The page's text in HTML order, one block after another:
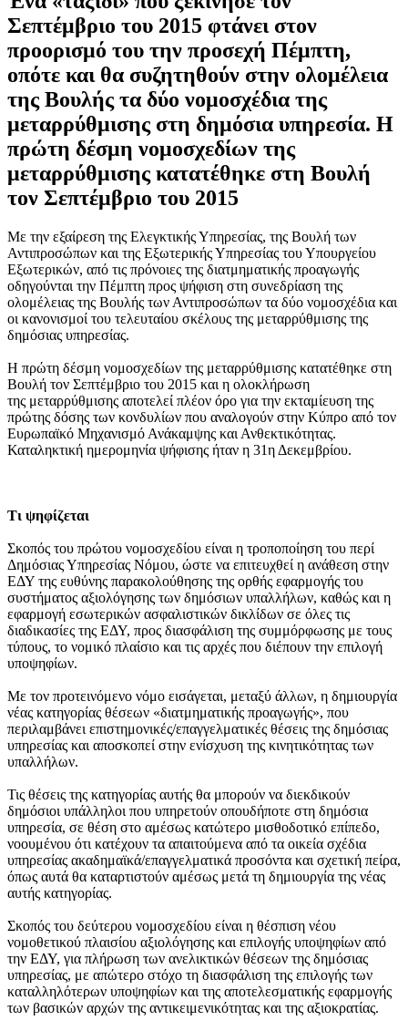
Σεπτέμβριο του 2015 φτάνει στον
προορισμό του την προσεχή Πέμπτη,
οπότε και θα συζητηθούν στην ολομέλεια
της Βουλής τα δύο νομοσχέδια της
μεταρρύθμισης στη δημόσια υπηρεσία. Η
πρώτη δέσμη νομοσχεδίων της
μεταρρύθμισης κατατέθηκε στη Βουλή
τον Σεπτέμβριο του 2015
Με την εξαίρεση της Ελεγκτικής Υπηρεσίας, της Βουλή των
Αντιπροσώπων και της Εξωτερικής Υπηρεσίας του Υπουργείου
Εξωτερικών, από τις πρόνοιες της διατμηματικής προαγωγής
οδηγούνται την Πέμπτη προς ψήφιση στη συνεδρίαση της
ολομέλειας της Βουλής των Αντιπροσώπων τα δύο νομοσχέδια και
οι κανονισμοί του τελευταίου σκέλους της μεταρρύθμισης της
δημόσιας υπηρεσίας.
Η πρώτη δέσμη νομοσχεδίων της μεταρρύθμισης κατατέθηκε στη
Βουλή τον Σεπτέμβριο του 2015 και η ολοκλήρωση
της μεταρρύθμισης αποτελεί πλέον όρο για την εκταμίευση της
πρώτης δόσης των κονδυλίων που αναλογούν στην Κύπρο από τον
Ευρωπαϊκό Μηχανισμό Ανάκαμψης και Ανθεκτικότητας.
Καταληκτική ημερομηνία ψήφισης ήταν η 31η Δεκεμβρίου.
Τι ψηφίζεται
Σκοπός του πρώτου νομοσχεδίου είναι η τροποποίηση του περί
Δημόσιας Υπηρεσίας Νόμου, ώστε να επιτευχθεί η ανάθεση στην
ΕΔΥ της ευθύνης παρακολούθησης της ορθής εφαρμογής του
συστήματος αξιολόγησης των δημόσιων υπαλλήλων, καθώς και η
εφαρμογή εσωτερικών ασφαλιστικών δικλίδων σε όλες τις
διαδικασίες της ΕΔΥ, προς διασφάλιση της συμμόρφωσης με τους
τύπους, το νομικό πλαίσιο και τις αρχές που διέπουν την επιλογή
υποψηφίων.
Με τον προτεινόμενο νόμο εισάγεται, μεταξύ άλλων, η δημιουργία
νέας κατηγορίας θέσεων «διατμηματικής προαγωγής», που
περιλαμβάνει επιστημονικές/επαγγελματικές θέσεις της δημόσιας
υπηρεσίας και αποσκοπεί στην ενίσχυση της κινητικότητας των
υπαλλήλων.
Τις θέσεις της κατηγορίας αυτής θα μπορούν να διεκδικούν
δημόσιοι υπάλληλοι που υπηρετούν οπουδήποτε στη δημόσια
υπηρεσία, σε θέση στο αμέσως κατώτερο μισθοδοτικό επίπεδο,
νοουμένου ότι κατέχουν τα απαιτούμενα από τα οικεία σχέδια
υπηρεσίας ακαδημαϊκά/επαγγελματικά προσόντα και σχετική πείρα,
όπως αυτά θα καταρτιστούν αμέσως μετά τη δημιουργία της νέας
αυτής κατηγορίας.
Σκοπός του δεύτερου νομοσχεδίου είναι η θέσπιση νέου
νομοθετικού πλαισίου αξιολόγησης και επιλογής υποψηφίων από
την ΕΔΥ, για πλήρωση των ανελικτικών θέσεων της δημόσιας
υπηρεσίας, με απώτερο στόχο τη διασφάλιση της επιλογής των
καταλληλότερων υποψηφίων και της αποτελεσματικής εφαρμογής
των βασικών αρχών της αντικειμενικότητας και της αξιοκρατίας.